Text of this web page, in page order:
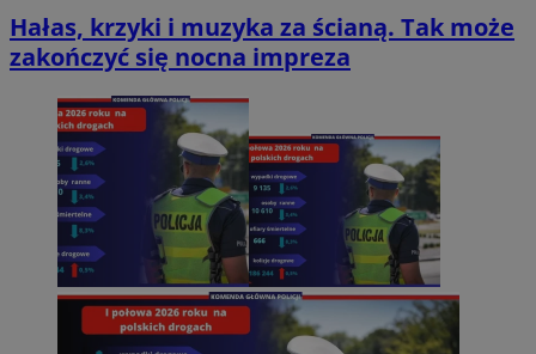
Hałas, krzyki i muzyka za ścianą. Tak może
zakończyć się nocna impreza